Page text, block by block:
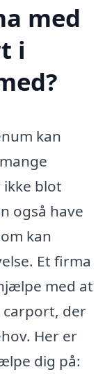
med
i
kan
blot
også have
kan
Et firma
med at
carport, der
Her er
dig på: